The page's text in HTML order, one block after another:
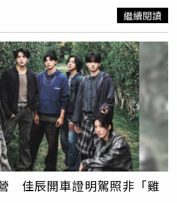
他笑說：「那張照片我看起來像個精
照是染淺髮色時拍攝，之後染回黑髮要
常過海關時都看很久。」子翔、哲言、
將入伍，都希望利用這段期間暫時放下
作，可以好好休息、充電一番，祖安表
盡的義務，這樣才能更快全員回歸跟
「希望我們五個都能平安、不受傷，之
辰表示會和子翔一起入伍，「希望我們
著期待的心情，去體驗人生每一個階段
守的文廷希望成員們平安健康回來，
個人的時候，我也會在心裡惦記著你
大家的份一起努力。」
意」耶誕派對。（圖／索尼音樂提供）
MV點擊突破140萬，Ozone非常感謝粉
誕派對上不惜犧牲帥氣形象，紛紛交出
傳社群的照片和影片，顏值擔當的佳
長祖安微張嘴的睡相、煥鈞頂著綠色掃
開嗓聲音、子翔失敗的歪嘴自拍以及
言，全部一次曝光，成員們直呼：
出這場派對之外的照片和影片，是『耶
大家自己珍藏好嗎？」在派對的尾聲，
開始播團員特別準備的「逆應援」影
多以來的演出精華片段，成員逐一獻
O.A.O.的感謝之意，「因為有O.A.O.的
站上越來越大的舞台，這條路能走得
愛，才是宇宙無敵的超能力。」這時
繼續閱讀
佳辰開車證明駕照非「雞